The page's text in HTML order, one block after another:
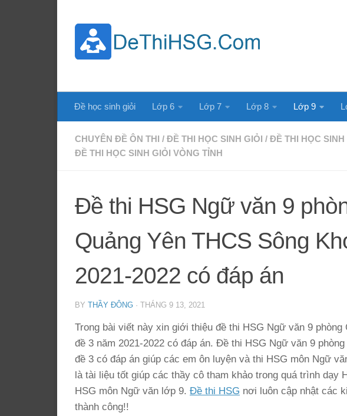
Đề học sinh giỏi Lớp 6 Lớp 7 Lớp 8 Lớp 9
CHUYÊN ĐỀ ÔN THI / ĐỀ THI HỌC SINH GIỎI / ĐỀ THI HỌC
ĐỀ THI HỌC SINH GIỎI VÒNG TỈNH
Đề thi HSG Ngữ văn 9
Quảng Yên THCS Sông
2021-2022 có đáp án
BY THẦY ĐÔNG · THÁNG 9 13, 2021
Trong bài viết này xin giới thiệu đề thi HSG Ngữ văn 9 phòng
đề 3 năm 2021-2022 có đáp án. Đề thi HSG Ngữ văn 9
đề 3 có đáp án giúp các em ôn luyện và thi HSG môn Ngữ
là tài liệu tốt giúp các thầy cô tham khảo trong quá trình dạy
HSG môn Ngữ văn lớp 9. Đề thi HSG nơi luôn cập nhật các
thành công!!